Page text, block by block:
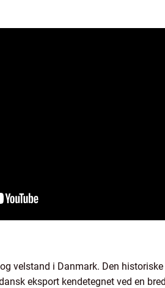
velstand i Danmark. Den
eksport kendetegnet ved en